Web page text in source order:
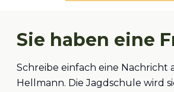
Sie haben eine
Schreibe einfach eine Nachricht
Hellmann. Die Jagdschule wird